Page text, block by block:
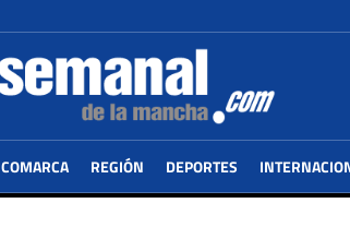
COMARCA REGIÓN DEPORTES